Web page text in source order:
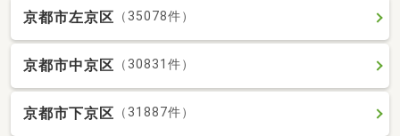
京都市左京区 （35078件）
京都市中京区 （30831件）
京都市下京区 （31887件）